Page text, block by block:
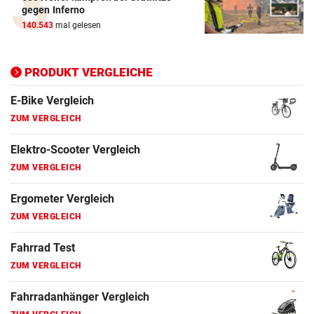
gegen Inferno
140.543 mal gelesen
PRODUKT VERGLEICHE
ZUM VERGLEICH
ZUM VERGLEICH
Fahrrad Test
ZUM VERGLEICH
Fahrradanhänger Vergleich
ZUM VERGLEICH
Faszienrolle Vergleich
ZUM VERGLEICH
Hoverboard Vergleich
ZUM VERGLEICH
Kinderfahrrad Vergleich
ZUM VERGLEICH